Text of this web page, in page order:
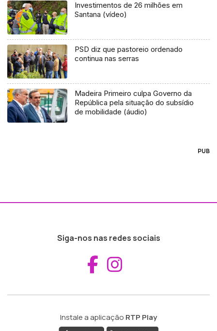
Investimentos de 26 milhões em
Santana (vídeo)
PSD diz que pastoreio ordenado
continua nas serras
Madeira Primeiro culpa Governo da
República pela situação do subsídio
de mobilidade (áudio)
PUB
Siga-nos nas redes sociais
Aceder ao
Instale a aplicação RTP Play